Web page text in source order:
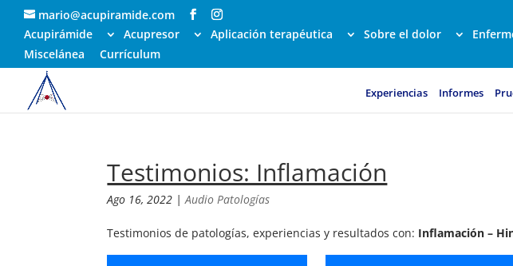
mario@acupiramide.com
Acupirámide
Acupresor Aplicación terapéutica Sobre el dolor
Miscelánea
Currículum
Experiencias Informes
Testimonios: Inflamación
Ago 16, 2022 |Audio Patologías
Testimonios de patologías, experiencias y resultados con: Inflamación –